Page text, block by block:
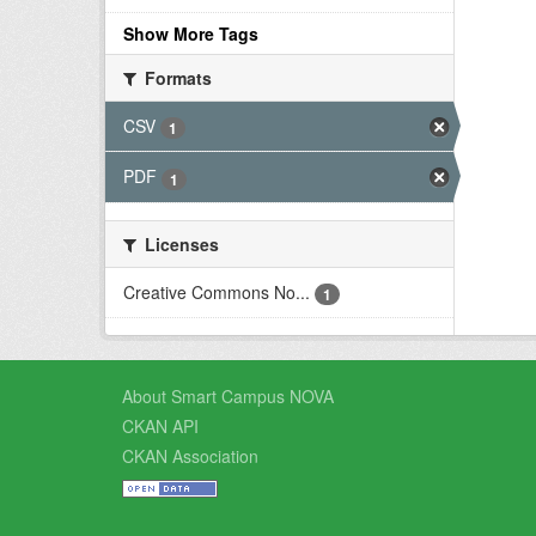
Show More Tags
Formats
CSV
1
PDF 1
Licenses
Creative Commons No...
1
About Smart Campus NOVA
CKAN API
CKAN Association